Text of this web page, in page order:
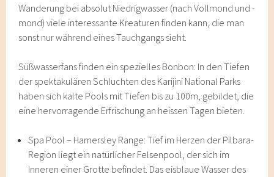
Wanderung bei absolut Niedrigwasser (nach Vollmond und -
mond) viele interessante Kreaturen finden kann, die man
sonst nur während eines Tauchgangs sieht.
Süßwasserfans finden ein spezielles Bonbon: In den Tiefen
der spektakulären Schluchten des Karijini National Parks
haben sich kalte Pools mit Tiefen bis zu 100m, gebildet, die
eine hervorragende Erfrischung an heissen Tagen bieten.
Spa Pool – Hamersley Range: Tief im Herzen der Pilbara-
Region liegt ein natürlicher Felsenpool, der sich im
Inneren einer Grotte befindet. Das eisblaue Wasser des